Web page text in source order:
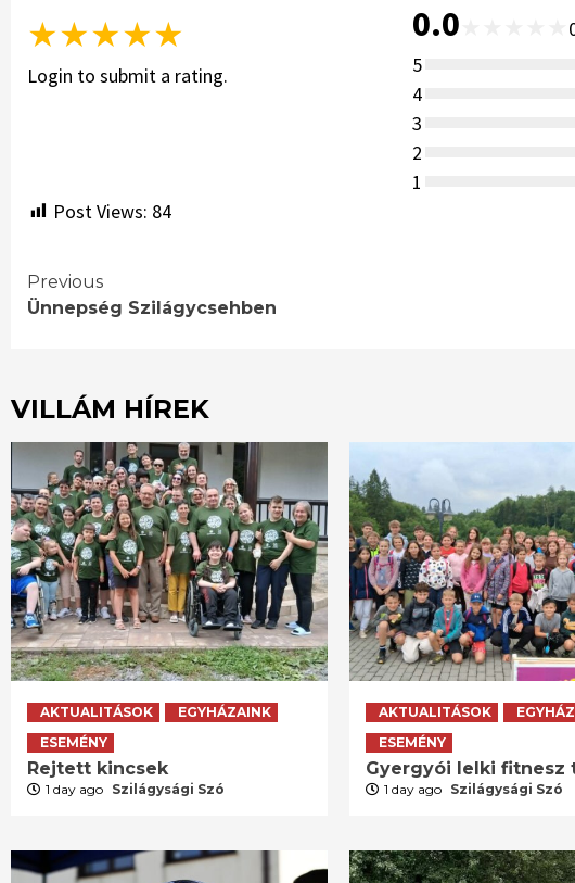
★★★★★
Login to submit a rating.
0.0
5
4
3
2
1
Post Views: 84
Continue
Previous
Ünnepség Szilágycsehben
VILLÁM HÍREK
AKTUALITÁSOK
EGYHÁZAINK
ESEMÉNY
Rejtett kincsek
1 day ago Szilágysági Szó
AKTUALITÁSOK
ESEMÉNY
Gyergyói lelki fitnesz
1 day ago Szilágysági Szó